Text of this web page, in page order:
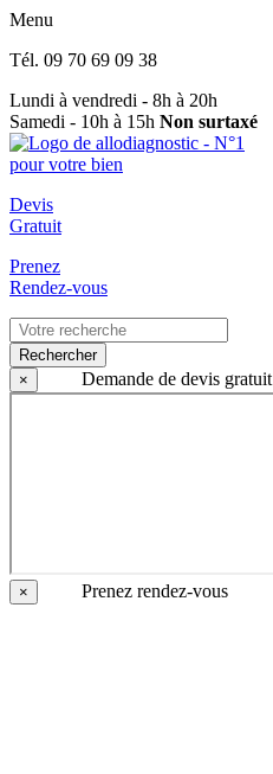
Menu
Tél. 09 70 69 09 38
Lundi à vendredi - 8h à 20h
Samedi - 10h à 15h Non surtaxé
Devis
Gratuit
Prenez
Rendez-vous
Rechercher
×
Demande de devis gratuit
× Prenez rendez-vous